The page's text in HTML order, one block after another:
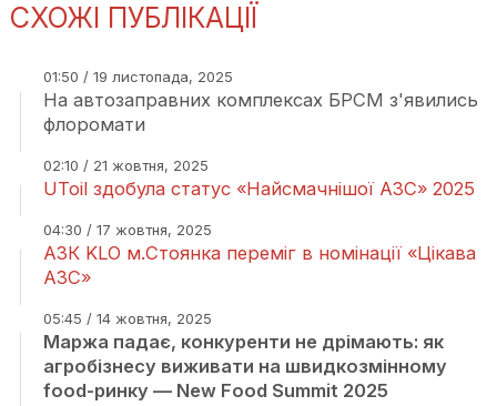
СХОЖІ ПУБЛІКАЦІЇ
01:50 / 19 листопада, 2025
На автозаправних комплексах БРСМ з'явились
флоромати
02:10 / 21 жовтня, 2025
UToil здобула статус «Найсмачнішої АЗС» 2025
04:30 / 17 жовтня, 2025
АЗК KLO м.Стоянка переміг в номінації «Цікава
АЗС»
05:45 / 14 жовтня, 2025
Маржа падає, конкуренти не дрімають: як
агробізнесу виживати на швидкозмінному
food-ринку — New Food Summit 2025